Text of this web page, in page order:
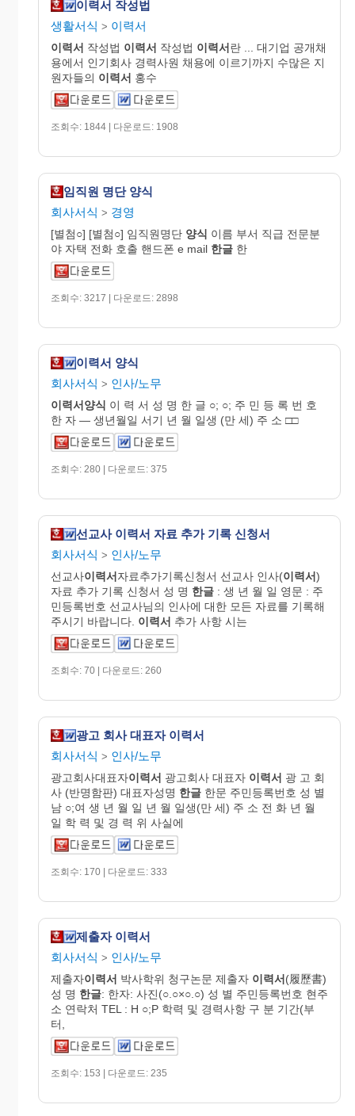
이력서 작성법
생활서식 > 이력서
이력서 작성법 이력서 작성법 이력서란 ... 대기업 공개채
용에서 인기회사 경력사원 채용에 이르기까지 수많은 지
원자들의 이력서 홍수
조회수: 1844 | 다운로드: 1908
임직원 명단 양식
회사서식 > 경영
[별첨○] [별첨○] 임직원명단 양식 이름 부서 직급 전문분
야 자택 전화 호출 핸드폰 e mail 한글 한
조회수: 3217 | 다운로드: 2898
이력서 양식
회사서식 > 인사/노무
이력서양식 이 력 서 성 명 한 글 ○; ○; 주 민 등 록 번 호
한 자 ― 생년월일 서기 년 월 일생 (만 세) 주 소 □□
조회수: 280 | 다운로드: 375
선교사 이력서 자료 추가 기록 신청서
회사서식 > 인사/노무
선교사이력서자료추가기록신청서 선교사 인사(이력서)
자료 추가 기록 신청서 성 명 한글 : 생 년 월 일 영문 : 주
민등록번호 선교사님의 인사에 대한 모든 자료를 기록해
주시기 바랍니다. 이력서 추가 사항 시는
조회수: 70 | 다운로드: 260
광고 회사 대표자 이력서
회사서식 > 인사/노무
광고회사대표자이력서 광고회사 대표자 이력서 광 고 회
사 (반명함판) 대표자성명 한글 한문 주민등록번호 성 별
남 ○;여 생 년 월 일 년 월 일생(만 세) 주 소 전 화 년 월
일 학 력 및 경 력 위 사실에
조회수: 170 | 다운로드: 333
제출자 이력서
회사서식 > 인사/노무
제출자이력서 박사학위 청구논문 제출자 이력서(履歷書)
성 명 한글: 한자: 사진(○.○×○.○) 성 별 주민등록번호 현주
소 연락처 TEL : H ○;P 학력 및 경력사항 구 분 기간(부
터,
조회수: 153 | 다운로드: 235